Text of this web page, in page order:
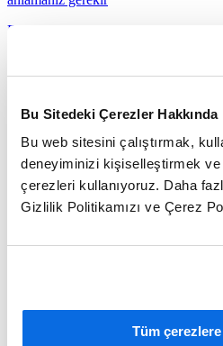
Bu Sitedeki Çerezler Hakkında
Bu web sitesini çalıştırmak,
deneyiminizi kişiselleştirmek
çerezleri kullanıyoruz. Daha
Gizlilik Politikamızı ve Çerez
Tüm
Devamını oku